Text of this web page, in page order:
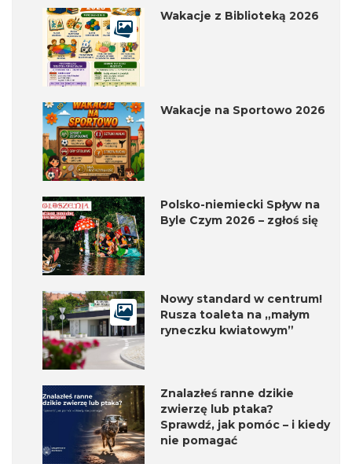
Wakacje z Biblioteką 2026
Wakacje na Sportowo 2026
Polsko-niemiecki Spływ na
Byle Czym 2026 – zgłoś się
Nowy standard w centrum!
Rusza toaleta na „małym
ryneczku kwiatowym”
Znalazłeś ranne dzikie
zwierzę lub ptaka?
Sprawdź, jak pomóc – i kiedy
nie pomagać